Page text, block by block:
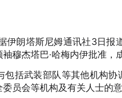
朗塔斯尼姆通讯社3日报
穆杰塔巴·哈梅内伊批准，
包括武装部队等其他机构
员会等机构及有关人士的意